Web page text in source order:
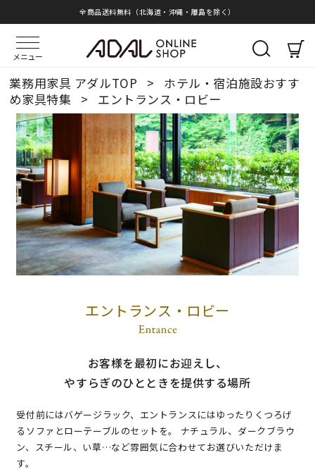
全商品送料無料（北海道・沖縄・離島を除く）
メニュー
業務用家具 アダルTOP >
ホテル・宿泊施設おすす
め家具特集
> エントランス・ロビー
エントランス・ロビー
お客様を最初にお迎えし、
やすらぎのひとときを提供する場所
受付前にはバゲージラック、エントランスにはゆったりくつろげ
るソファとローテーブルのセットを。
ナチュラル、ダークブラウ
ン、スチール、い草…など雰囲気に合わせてお選びいただけま
す。